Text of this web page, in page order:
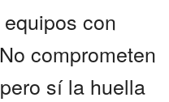
con
comprometen
sí la huella